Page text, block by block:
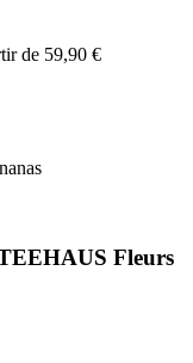
de 59,90 €
Fleurs